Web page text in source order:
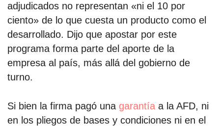
adjudicados no representan «ni el 10 por
ciento» de lo que cuesta un producto como el
desarrollado. Dijo que apostar por este
programa forma parte del aporte de la
empresa al país, más allá del gobierno de
turno.
Si bien la firma pagó una garantía a la AFD, ni
en los pliegos de bases y condiciones ni en el